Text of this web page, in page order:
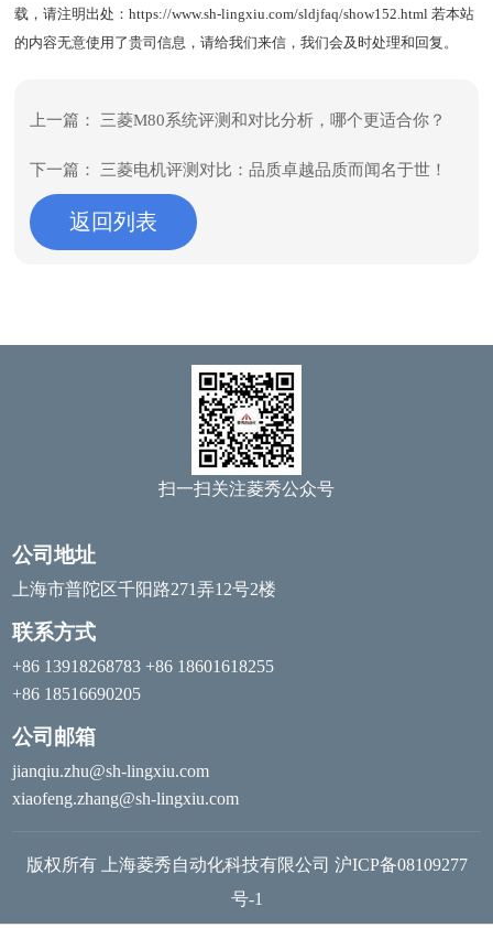
载，请注明出处：https://www.sh-lingxiu.com/sldjfaq/show152.html 若本站
的内容无意使用了贵司信息，请给我们来信，我们会及时处理和回复。
上一篇： 三菱M80系统评测和对比分析，哪个更适合你？
返回列表
下一篇： 三菱电机评测对比：品质卓越品质而闻名于世！
扫一扫关注菱秀公众号
公司地址
上海市普陀区千阳路271弄12号2楼
联系方式
+86 13918268783 +86 18601618255
+86 18516690205
公司邮箱
jianqiu.zhu@sh-lingxiu.com
xiaofeng.zhang@sh-lingxiu.com
版权所有 上海菱秀自动化科技有限公司 沪ICP备08109277
号-1